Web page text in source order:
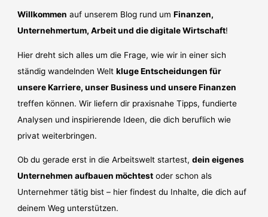
Willkommen auf unserem Blog rund umFinanzen,
Unternehmertum, Arbeit und die digitale Wirtschaft!
Hier dreht sich alles um die Frage, wie wir in einer sich
ständig wandelnden Weltkluge Entscheidungen für
unsere Karriere, unser Business und unsere Finanzen
treffen können. Wir liefern dir praxisnahe Tipps, fundierte
Analysen und inspirierende Ideen, die dich beruflich wie
privat weiterbringen.
Ob du gerade erst in die Arbeitswelt startest,dein eigenes
Unternehmen aufbauen möchtest oder schon als
Unternehmer tätig bist – hier findest du Inhalte, die dich auf
deinem Weg unterstützen.